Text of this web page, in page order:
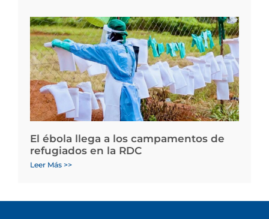
El ébola llega a los campamentos de
refugiados en la RDC
Leer Más >>